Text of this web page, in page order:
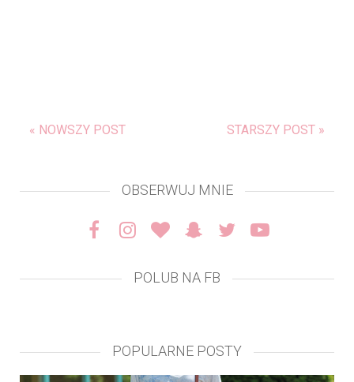
« NOWSZY POST STARSZY POST »
OBSERWUJ MNIE
POLUB NA FB
POPULARNE POSTY